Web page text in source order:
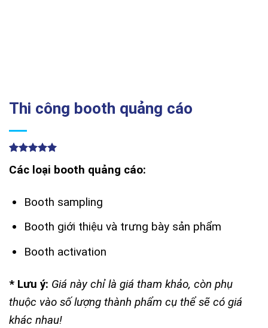
Thi công booth quảng cáo
dựa trên
Các loại booth quảng cáo:
Booth sampling
Booth giới thiệu và trưng bày sản phẩm
Booth activation
* Lưu ý: Giá này chỉ là giá tham khảo, còn phụ
thuộc vào số lượng thành phẩm cụ thể sẽ có giá
khác nhau!